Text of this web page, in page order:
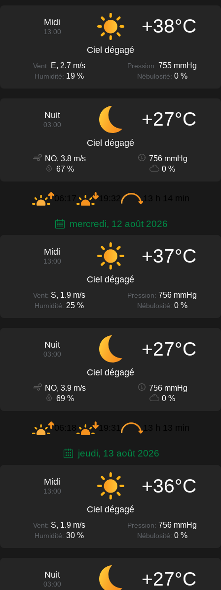
Midi
13:00 +38°C
Ciel dégagé
Vent: E, 2.7 m/s Pression: 755 mmHg
Humidité: 19 % Nébulosité: 0 %
Nuit
03:00 +27°C
Ciel dégagé
NO, 3.8 m/s
756 mmHg
67 %
0 %
06:17 19:32 13 h 14 min
mercredi, 12 août 2026
Midi
13:00 +37°C
Ciel dégagé
Vent: S, 1.9 m/s Pression: 756 mmHg
Humidité: 25 % Nébulosité: 0 %
Nuit
03:00 +27°C
Ciel dégagé
NO, 3.9 m/s
756 mmHg
69 %
0 %
06:18 19:31 13 h 13 min
jeudi, 13 août 2026
Midi
13:00 +36°C
Ciel dégagé
Vent: S, 1.9 m/s Pression: 756 mmHg
Humidité: 30 % Nébulosité: 0 %
Nuit
03:00 +27°C